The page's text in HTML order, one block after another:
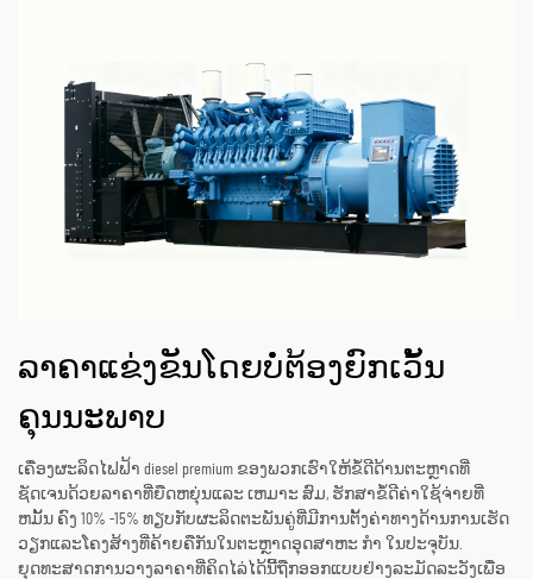
ລາຄາແຂ່ງຂັນໂດຍບໍ່ຕ້ອງຍົກເວັ້ນ
ຄຸນນະພາບ
ເຄື່ອງຜະລິດໄຟຟ້າ diesel premium ຂອງພວກເຮົາໃຫ້ຂໍ້ດີດ້ານຕະຫຼາດທີ່
ຊັດເຈນດ້ວຍລາຄາທີ່ຍືດຫຍຸ່ນແລະ ເຫມາະ ສົມ, ຮັກສາຂໍ້ດີຄ່າໃຊ້ຈ່າຍທີ່
ຫມັ້ນ ຄົງ 10% -15% ທຽບກັບຜະລິດຕະພັນຄູ່ທີ່ມີການຕັ້ງຄ່າທາງດ້ານການເຮັດ
ວຽກແລະໂຄງສ້າງທີ່ຄ້າຍຄືກັນໃນຕະຫຼາດອຸດສາຫະ ກໍາ ໃນປະຈຸບັນ.
ຍຸດທະສາດການວາງລາຄາທີ່ຄິດໄລ່ໄດ້ນີ້ຖືກອອກແບບຢ່າງລະມັດລະວັງເພື່ອ